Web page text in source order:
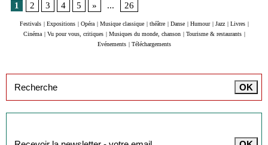
1
2 3 4 5 » ... 26
Festivals Expositions Opéra Musique classique théâtre Danse Humour Jazz Livres
Cinéma
Vu pour vous, critiques Musiques du monde, chanson Tourisme & restaurants
Evénements
Téléchargements